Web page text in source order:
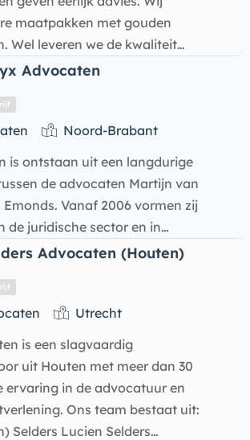
maatpakken met gouden
Wel leveren we de kwaliteit…
Advocaten
Noord-Brabant
is ontstaan uit een langdurige
de advocaten Martijn van
Vanaf 2006 vormen zij
de juridische sector en in…
Advocaten (Houten)
Utrecht
is een slagvaardig
uit Houten met meer dan 30
ervaring in de advocatuur en
Ons team bestaat uit:
Selders Lucien Selders…